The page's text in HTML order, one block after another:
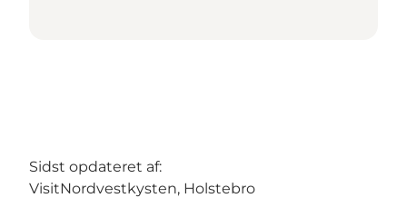
Sidst opdateret af:
VisitNordvestkysten, Holstebro